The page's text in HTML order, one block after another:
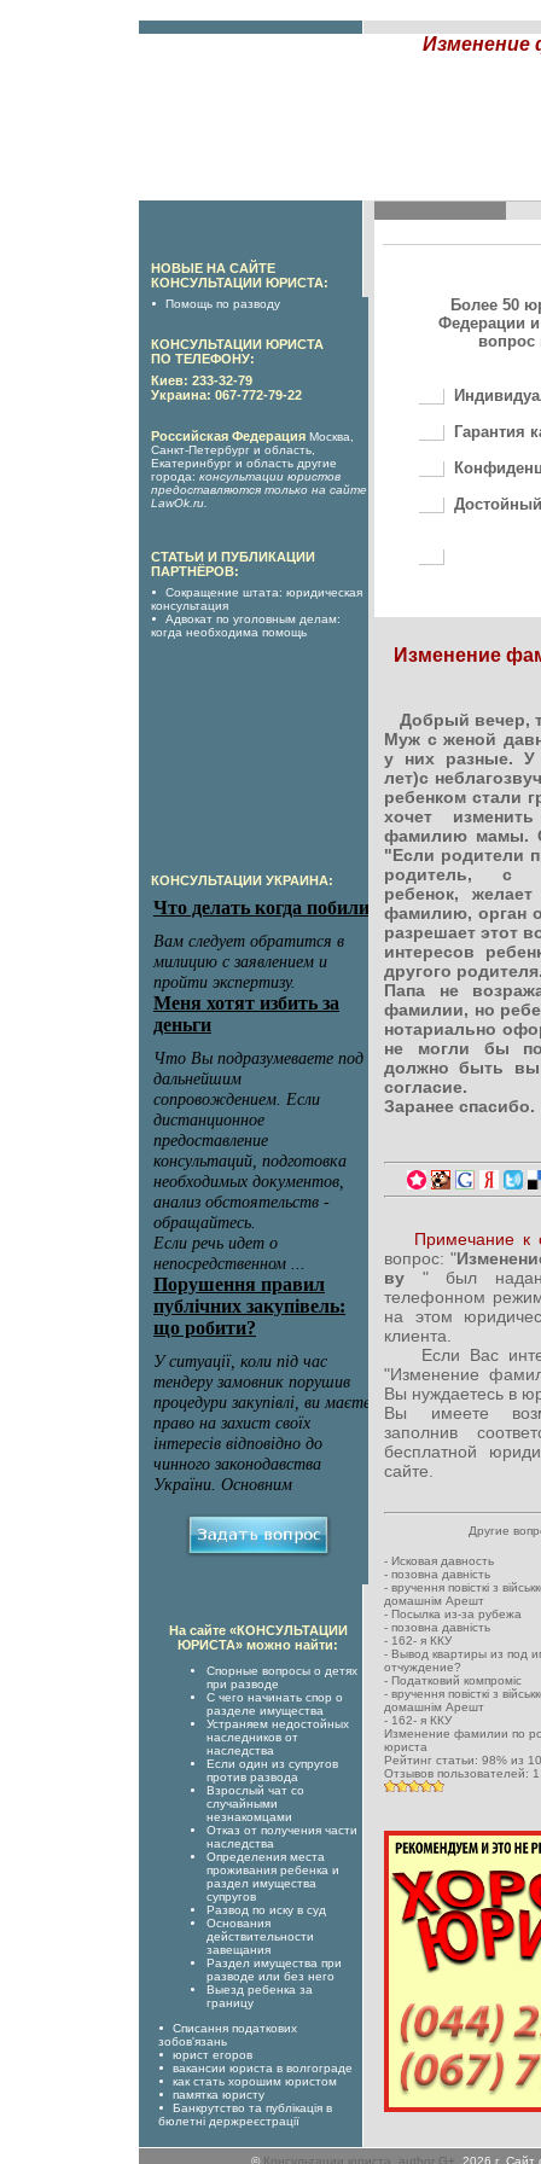
Изменение
НОВЫЕ НА САЙТЕ
КОНСУЛЬТАЦИИ ЮРИСТА:
Помощь по разводу
КОНСУЛЬТАЦИИ ЮРИСТА
ПО ТЕЛЕФОНУ:
Киев: 233-32-79
Украина: 067-772-79-22
Российская Федерация Москва,
Санкт-Петербург и область,
Екатеринбург и область другие
города: консультации юристов
предоставляются только на сайте
LawOk.ru
СТАТЬИ И ПУБЛИКАЦИИ
ПАРТНЁРОВ:
Сокращение штата: юридическая
консультация
Адвокат по уголовным делам:
когда необходима помощь
КОНСУЛЬТАЦИИ УКРАИНА:
Более 50
Федерации
вопрос
Гарантия
Изменение
Добрый вечер,
Муж с женой
у них разные. У
лет)с
ребенком стали
хочет
фамилию мамы.
"Если родители
родитель, с
ребенок,
фамилию, орган
разрешает этот
интересов
другого
Папа не
фамилии, но
нотариально
не могли бы
должно быть
согласие.
Заранее спасибо.
Примечание к
вопрос: "
ву " был
телефонном
на этом
клиента.
Если Вас
"Изменение
Вы нуждаетесь в
Вы имеете
заполнив
бесплатной
сайте.
Другие
- Исковая давность
- позовна давність
- вручення повісткі з
домашнім Арешт
- Посылка из-за рубежа
- позовна давність
- 162- я ККУ
- Вывод квартиры из под
отчуждение?
- Податковий компроміс
- вручення повісткі з
домашнім Арешт
- 162- я ККУ
Изменение фамилии по
юриста
Рейтинг статьи: 98% из
Отзывов пользователей: 1
На сайте «КОНСУЛЬТАЦИИ
ЮРИСТА» можно найти:
Спорные вопросы о детях
при разводе
С чего начинать спор о
разделе имущества
Устраняем недостойных
наследников от
наследства
Если один из супругов
против развода
Взрослый чат со
случайными
незнакомцами
Отказ от получения части
наследства
Определения места
проживания ребенка и
раздел имущества
супругов
Развод по иску в суд
Основания
действительности
завещания
Раздел имущества при
разводе или без него
Выезд ребенка за
границу
Списання податкових
зобов'язань
юрист егоров
вакансии юриста в волгограде
как стать хорошим юристом
памятка юристу
Банкрутство та публікація в
бюлетні держреєстрації
© Консультации юриста author G+ , 2026 г.